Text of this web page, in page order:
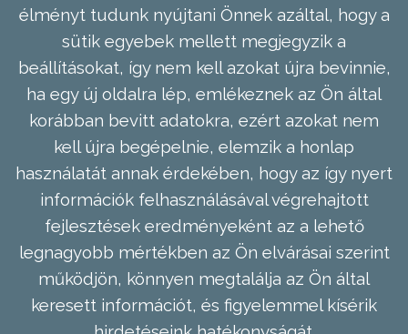
élményt tudunk nyújtani Önnek azáltal, hogy a
sütik egyebek mellett megjegyzik a
beállításokat, így nem kell azokat újra bevinnie,
ha egy új oldalra lép, emlékeznek az Ön által
korábban bevitt adatokra, ezért azokat nem
kell újra begépelnie, elemzik a honlap
használatát annak érdekében, hogy az így nyert
információk felhasználásával végrehajtott
fejlesztések eredményeként az a lehető
legnagyobb mértékben az Ön elvárásai szerint
működjön, könnyen megtalálja az Ön által
keresett információt, és figyelemmel kísérik